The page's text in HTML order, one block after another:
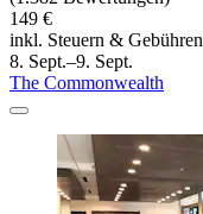
149 €
inkl. Steuern & Gebühren
8. Sept.–9. Sept.
The Commonwealth